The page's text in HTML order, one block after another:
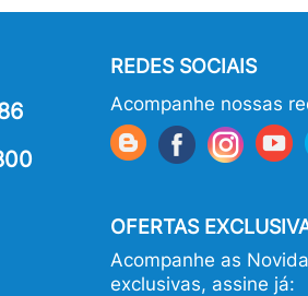
REDES SOCIAIS
Acompanhe nossas
OFERTAS
Acompanhe as
exclusivas, assine já: